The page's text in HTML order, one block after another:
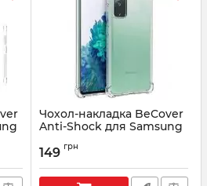
Чохол-накладка BeCover
Anti-Shock для Samsung
Clear (706958)
Артикул: 706958
149 грн